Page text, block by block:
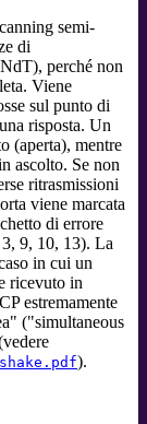
semi-
di
perché non
Viene
sul punto di
risposta. Un
(aperta), mentre
ascolto. Se non
ritrasmissioni
viene marcata
di errore
9, 10, 13). La
in cui un
ricevuto in
estremamente
("simultaneous
).